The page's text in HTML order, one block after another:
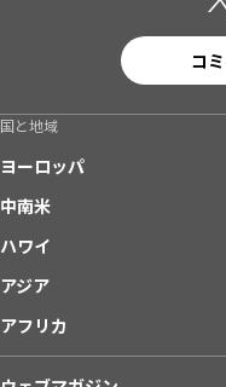
コ
国と地域
ヨーロッパ
中南米
ハワイ
アジア
アフリカ